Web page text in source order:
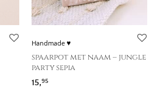
Handmade ♥
spaarpot met naam – jungle
party sepia
15,95